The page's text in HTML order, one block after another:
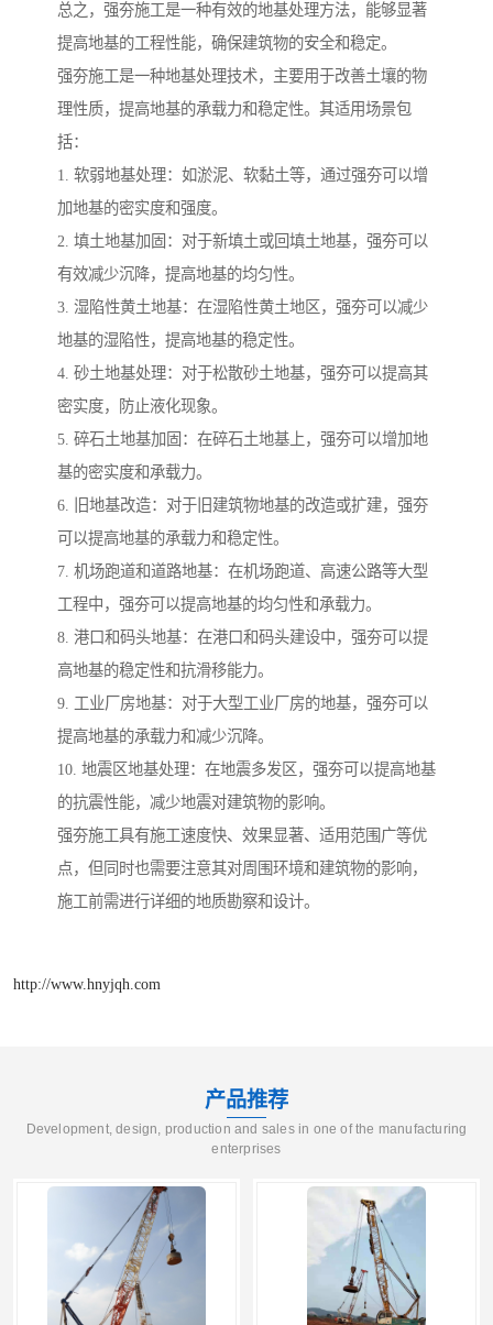
总之，强夯施工是一种有效的地基处理方法，能够显著
提高地基的工程性能，确保建筑物的安全和稳定。
强夯施工是一种地基处理技术，主要用于改善土壤的物
理性质，提高地基的承载力和稳定性。其适用场景包
括：
1. 软弱地基处理：如淤泥、软黏土等，通过强夯可以增
加地基的密实度和强度。
2. 填土地基加固：对于新填土或回填土地基，强夯可以
有效减少沉降，提高地基的均匀性。
3. 湿陷性黄土地基：在湿陷性黄土地区，强夯可以减少
地基的湿陷性，提高地基的稳定性。
4. 砂土地基处理：对于松散砂土地基，强夯可以提高其
密实度，防止液化现象。
5. 碎石土地基加固：在碎石土地基上，强夯可以增加地
基的密实度和承载力。
6. 旧地基改造：对于旧建筑物地基的改造或扩建，强夯
可以提高地基的承载力和稳定性。
7. 机场跑道和道路地基：在机场跑道、高速公路等大型
工程中，强夯可以提高地基的均匀性和承载力。
8. 港口和码头地基：在港口和码头建设中，强夯可以提
高地基的稳定性和抗滑移能力。
9. 工业厂房地基：对于大型工业厂房的地基，强夯可以
提高地基的承载力和减少沉降。
10. 地震区地基处理：在地震多发区，强夯可以提高地基
的抗震性能，减少地震对建筑物的影响。
强夯施工具有施工速度快、效果显著、适用范围广等优
点，但同时也需要注意其对周围环境和建筑物的影响，
施工前需进行详细的地质勘察和设计。
http://www.hnyjqh.com
产品推荐
Development, design, production and sales in one of the manufacturing
enterprises